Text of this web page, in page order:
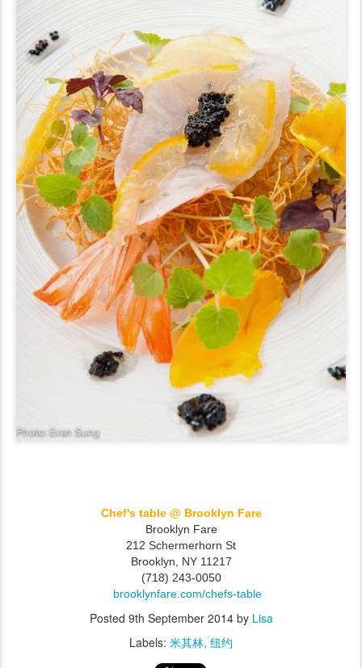
Chef's table @ Brooklyn Fare
Brooklyn Fare
212 Schermerhorn St
Brooklyn
NY 11217
(718) 243-0050
brooklynfare.com/chefs-table
Posted 9th September 2014by Lisa
Labels: 米其林 纽约